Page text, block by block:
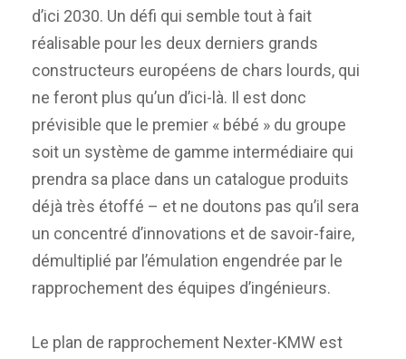
d’ici 2030. Un défi qui semble tout à fait
réalisable pour les deux derniers grands
constructeurs européens de chars lourds, qui
ne feront plus qu’un d’ici-là. Il est donc
prévisible que le premier « bébé » du groupe
soit un système de gamme intermédiaire qui
prendra sa place dans un catalogue produits
déjà très étoffé – et ne doutons pas qu’il sera
un concentré d’innovations et de savoir-faire,
démultiplié par l’émulation engendrée par le
rapprochement des équipes d’ingénieurs.
Le plan de rapprochement Nexter-KMW est